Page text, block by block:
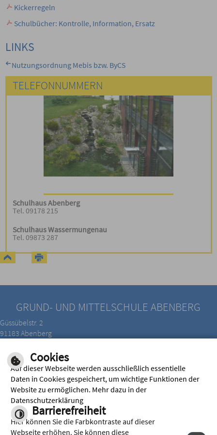
Kickerregeln
Schulbücher: Kontrolle, Information, Ersatz
LINKS
Nutzungsordnung Mebis bzw. ByCS
TELEFONNUMMERN
Schulhaus Abenberg
Tel. 09178 215
Schulhaus Wassermungenau
Tel. 09873 287
GRUND- UND MITTELSCHULE ABENBERG
Güssübelstr. 2
91183 Abenberg
Fax.: 09178/905060
E-Mail Adressen:
verwaltung@grund-mittelschule-abenberg.de
schulleitung.scharrer@grund-mittelschule-abenberg.de
IMPRESSUM|HILFE|INHALT|DATENSCHUTZERKLÄRUNG
Cookies
Auf dieser Webseite werden ausschließlich essentielle
Daten in Cookies gespeichert, um wichtige Funktionen der
Website zu ermöglichen. Mehr dazu in der
Datenschutzerklärung
Barrierefreiheit
Hier können Sie die Farbkontraste auf dieser
Webseite erhöhen. Sie können diese